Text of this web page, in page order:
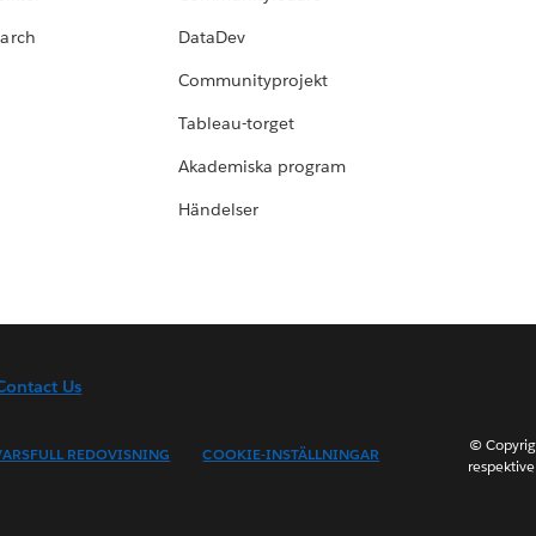
DataDev
Communityprojekt
Tableau-torget
Akademiska program
Händelser
Us
REDOVISNING
COOKIE-INSTÄLLNINGAR
©